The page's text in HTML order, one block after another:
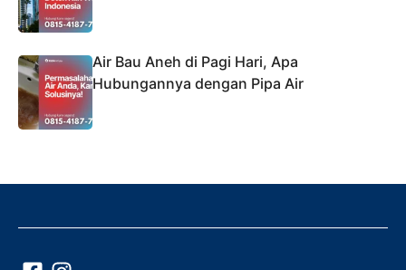
Air Bau Aneh di Pagi Hari, Apa
Hubungannya dengan Pipa Air